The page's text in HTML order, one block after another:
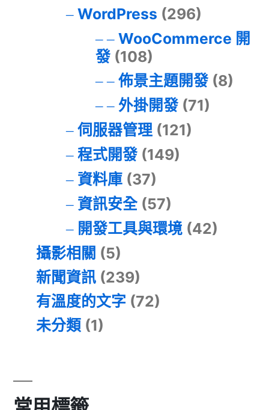
WordPress (296)
WooCommerce 開
發(108)
佈景主題開發(8)
外掛開發(71)
伺服器管理(121)
程式開發(149)
資料庫(37)
資訊安全(57)
開發工具與環境(42)
攝影相關 (5)
新聞資訊 (239)
有溫度的文字 (72)
未分類 (1)